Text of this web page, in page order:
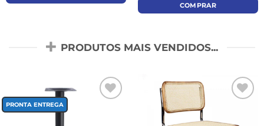
COMPRAR
PRODUTOS MAIS VENDIDOS...
PRONTA ENTREGA
Add to
Add to